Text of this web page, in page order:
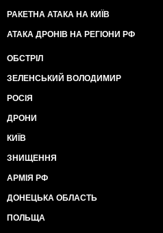
РАКЕТНА АТАКА НА КИЇВ
АТАКА ДРОНІВ НА РЕГІОНИ РФ
ОБСТРІЛ
ЗЕЛЕНСЬКИЙ ВОЛОДИМИР
РОСІЯ
ДРОНИ
КИЇВ
ЗНИЩЕННЯ
АРМІЯ РФ
ДОНЕЦЬКА ОБЛАСТЬ
ПОЛЬЩА